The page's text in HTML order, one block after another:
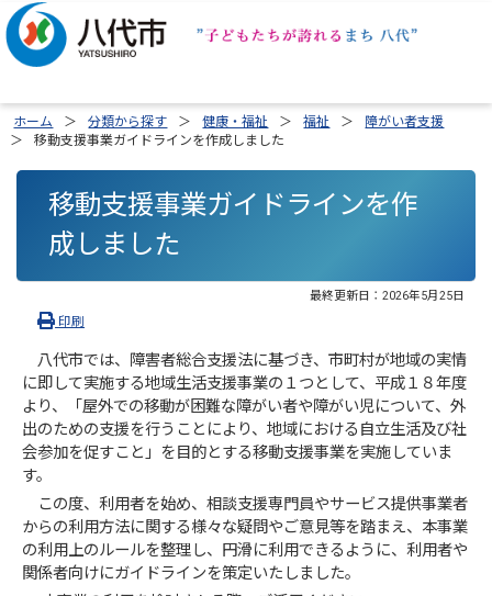
ホーム 分類から探す 健康・福祉 福祉
障がい者支援
移動支援事業ガイドラインを作成しました
移動支援事業ガイドラインを作
成しました
最終更新日： 2026年5月25日
印刷
八代市では、障害者総合支援法に基づき、市町村が地域の実情
に即して実施する地域生活支援事業の１つとして、平成１８年度
より、「屋外での移動が困難な障がい者や障がい児について、外
出のための支援を行うことにより、地域における自立生活及び社
会参加を促すこと」を目的とする移動支援事業を実施していま
す。
この度、利用者を始め、相談支援専門員やサービス提供事業者
からの利用方法に関する様々な疑問やご意見等を踏まえ、本事業
の利用上のルールを整理し、円滑に利用できるように、利用者や
関係者向けにガイドラインを策定いたしました。